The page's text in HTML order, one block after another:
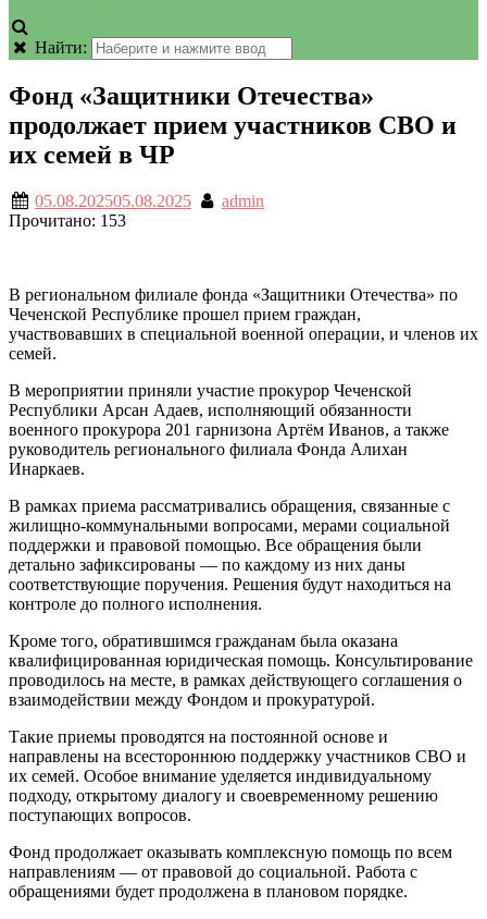
Найти:
Фонд «Защитники Отечества»
продолжает прием участников СВО и
их семей в ЧР
05.08.202505.08.2025
admin
Прочитано: 153
В региональном филиале фонда «Защитники Отечества» по
Чеченской Республике прошел прием граждан,
участвовавших в специальной военной операции, и членов их
семей.
В мероприятии приняли участие прокурор Чеченской
Республики Арсан Адаев, исполняющий обязанности
военного прокурора 201 гарнизона Артём Иванов, а также
руководитель регионального филиала Фонда Алихан
Инаркаев.
В рамках приема рассматривались обращения, связанные с
жилищно-коммунальными вопросами, мерами социальной
поддержки и правовой помощью. Все обращения были
детально зафиксированы — по каждому из них даны
соответствующие поручения. Решения будут находиться на
контроле до полного исполнения.
Кроме того, обратившимся гражданам была оказана
квалифицированная юридическая помощь. Консультирование
проводилось на месте, в рамках действующего соглашения о
взаимодействии между Фондом и прокуратурой.
Такие приемы проводятся на постоянной основе и
направлены на всестороннюю поддержку участников СВО и
их семей. Особое внимание уделяется индивидуальному
подходу, открытому диалогу и своевременному решению
поступающих вопросов.
Фонд продолжает оказывать комплексную помощь по всем
направлениям — от правовой до социальной. Работа с
обращениями будет продолжена в плановом порядке.